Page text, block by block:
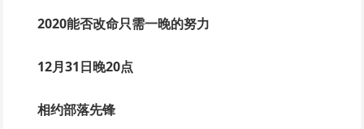
2020能否改命只需一晚的努力
12月31日晚20点
相约部落先锋